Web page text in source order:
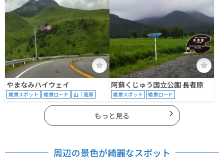
やまなみハイウェイ
絶景スポット 絶景ロード 山｜高原
阿蘇くじゅう国立公園 長者原
絶景スポット 絶景ロード
もっと見る
周辺の景色が綺麗なスポット